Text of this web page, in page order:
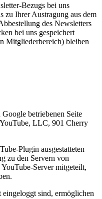
Bezugs bei uns
zu Ihrer Austragung aus dem
des Newsletters
bei uns gespeichert
Mitgliederbereich) bleiben
betriebenen Seite
LLC, 901 Cherry
Plugin ausgestatteten
zu den Servern von
Server mitgeteilt,
sind, ermöglichen